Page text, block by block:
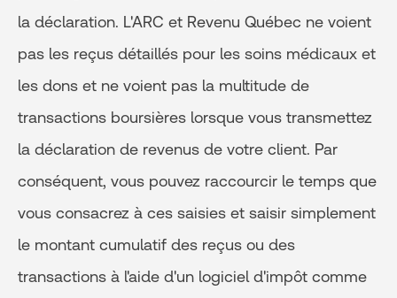
la déclaration. L'ARC et Revenu Québec ne voient
pas les reçus détaillés pour les soins médicaux et
les dons et ne voient pas la multitude de
transactions boursières lorsque vous transmettez
la déclaration de revenus de votre client. Par
conséquent, vous pouvez raccourcir le temps que
vous consacrez à ces saisies et saisir simplement
le montant cumulatif des reçus ou des
transactions à l'aide d'un logiciel d'impôt comme